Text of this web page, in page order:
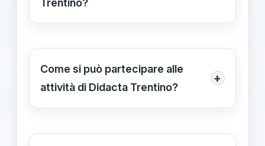
Trentino?
L’evento è aperto a docenti, dirigenti
educatori, formatori, ricercatori,
aziende e operatori del settore
Come si può partecipare alle
attività di Didacta Trentino?
+
È possibile iscriversi agli eventi